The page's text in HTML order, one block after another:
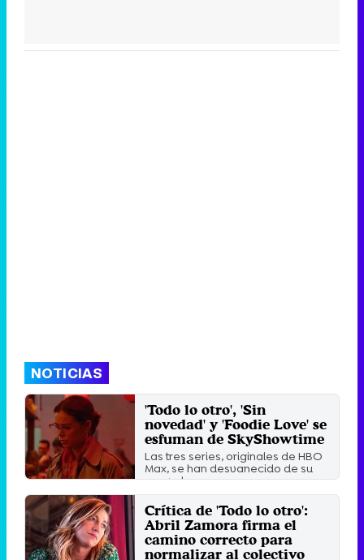
NOTICIAS
'Todo lo otro', 'Sin
novedad' y 'Foodie Love' se
esfuman de SkyShowtime
Las tres series, originales de HBO
Max, se han desvanecido de su
nuevo hogar poco ...
Jueves 16 Marzo 2023 11:13
Crítica de 'Todo lo otro':
Abril Zamora firma el
camino correcto para
normalizar al colectivo